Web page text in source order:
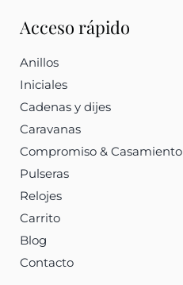
Acceso rápido
Anillos
Iniciales
Cadenas y dijes
Caravanas
Compromiso & Casamiento
Pulseras
Relojes
Carrito
Blog
Contacto